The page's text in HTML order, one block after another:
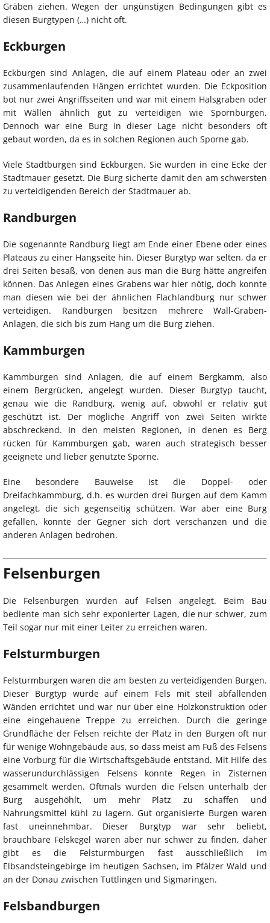
Gräben ziehen. Wegen der ungünstigen Bedingungen gibt es
diesen Burgtypen (…) nicht oft.
Eckburgen
Eckburgen sind Anlagen, die auf einem Plateau oder an zwei
zusammenlaufenden Hängen errichtet wurden. Die Eckposition
bot nur zwei Angriffsseiten und war mit einem Halsgraben oder
mit Wällen ähnlich gut zu verteidigen wie Spornburgen.
Dennoch war eine Burg in dieser Lage nicht besonders oft
gebaut worden, da es in solchen Regionen auch Sporne gab.
Viele Stadtburgen sind Eckburgen. Sie wurden in eine Ecke der
Stadtmauer gesetzt. Die Burg sicherte damit den am schwersten
zu verteidigenden Bereich der Stadtmauer ab.
Randburgen
Die sogenannte Randburg liegt am Ende einer Ebene oder eines
Plateaus zu einer Hangseite hin. Dieser Burgtyp war selten, da er
drei Seiten besaß, von denen aus man die Burg hätte angreifen
können. Das Anlegen eines Grabens war hier nötig, doch konnte
man diesen wie bei der ähnlichen Flachlandburg nur schwer
verteidigen. Randburgen besitzen mehrere Wall-Graben-
Anlagen, die sich bis zum Hang um die Burg ziehen.
Kammburgen
Kammburgen sind Anlagen, die auf einem Bergkamm, also
einem Bergrücken, angelegt wurden. Dieser Burgtyp taucht,
genau wie die Randburg, wenig auf, obwohl er relativ gut
geschützt ist. Der mögliche Angriff von zwei Seiten wirkte
abschreckend. In den meisten Regionen, in denen es Berg
rücken für Kammburgen gab, waren auch strategisch besser
geeignete und lieber genutzte Sporne.
Eine besondere Bauweise ist die Doppel- oder
Dreifachkammburg, d.h. es wurden drei Burgen auf dem Kamm
angelegt, die sich gegenseitig schützen. War aber eine Burg
gefallen, konnte der Gegner sich dort verschanzen und die
anderen Anlagen bedrohen.
Felsenburgen
Die Felsenburgen wurden auf Felsen angelegt. Beim Bau
bediente man sich sehr exponierter Lagen, die nur schwer, zum
Teil sogar nur mit einer Leiter zu erreichen waren.
Felsturmburgen
Felsturmburgen waren die am besten zu verteidigenden Burgen.
Dieser Burgtyp wurde auf einem Fels mit steil abfallenden
Wänden errichtet und war nur über eine Holzkonstruktion oder
eine eingehauene Treppe zu erreichen. Durch die geringe
Grundfläche der Felsen reichte der Platz in den Burgen oft nur
für wenige Wohngebäude aus, so dass meist am Fuß des Felsens
eine Vorburg für die Wirtschaftsgebäude entstand. Mit Hilfe des
wasserundurchlässigen Felsens konnte Regen in Zisternen
gesammelt werden. Oftmals wurden die Felsen unterhalb der
Burg ausgehöhlt, um mehr Platz zu schaffen und
Nahrungsmittel kühl zu lagern. Gut organisierte Burgen waren
fast uneinnehmbar. Dieser Burgtyp war sehr beliebt,
brauchbare Felskegel waren aber nur schwer zu finden, daher
gibt es die Felsturmburgen fast ausschließlich im
Elbsandsteingebirge im heutigen Sachsen, im Pfälzer Wald und
an der Donau zwischen Tuttlingen und Sigmaringen.
Felsbandburgen